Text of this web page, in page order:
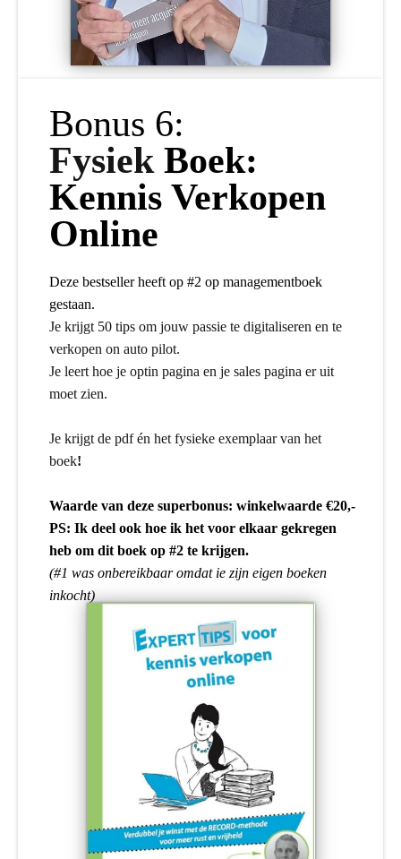
Bonus 6:
Fysiek Boek:
Kennis Verkopen
Online
Deze bestseller heeft op #2 op managementboek
gestaan.
Je krijgt 50 tips om jouw passie te digitaliseren en te
verkopen on auto pilot.
Je leert hoe je optin pagina en je sales pagina er uit
moet zien.
Je krijgt de pdf én het fysieke exemplaar van het
boek!
Waarde van deze superbonus: winkelwaarde €20,-
PS: Ik deel ook hoe ik het voor elkaar gekregen
heb om dit boek op #2 te krijgen.
(#1 was onbereikbaar omdat ie zijn eigen boeken
inkocht)